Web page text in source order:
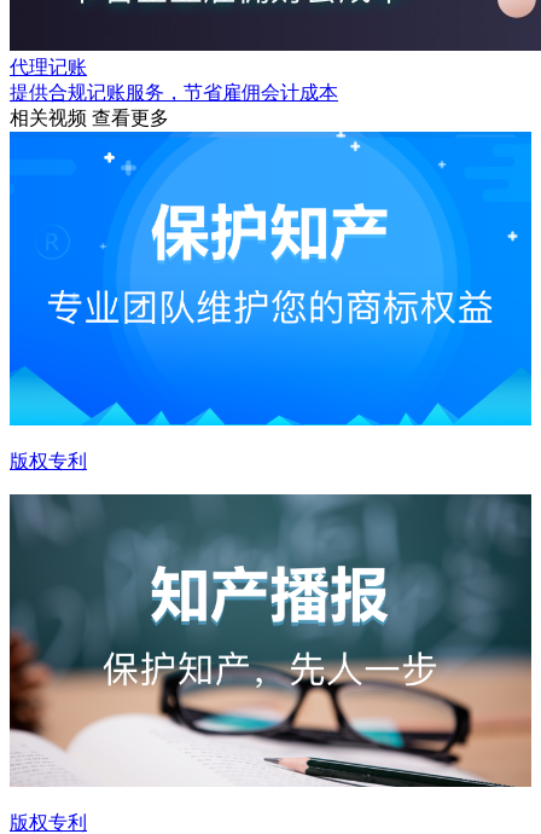
代理记账
提供合规记账服务，节省雇佣会计成本
相关视频 查看更多
版权专利
版权专利